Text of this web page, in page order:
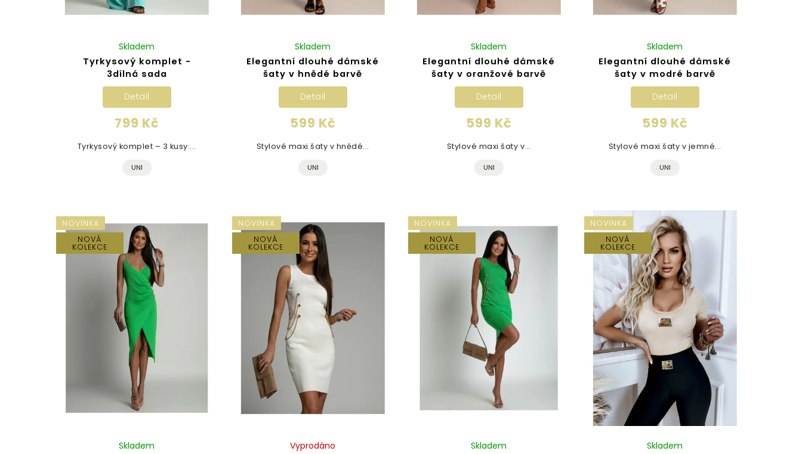
Tyrkysový komplet -
3dílná sada
Skladem
799 Kč
Detail
Tyrkysový komplet – 3 kusy:...
UNI
Elegantní dlouhé dámské
šaty v hnědé barvě
Skladem
599 Kč
Detail
Stylové maxi šaty v hnědé...
UNI
Elegantní dlouhé dámské
šaty v oranžové barvě
Skladem
599 Kč
Detail
Stylové maxi šaty v...
UNI
Elegantní dlouhé dámské
šaty v modré barvě
Skladem
599 Kč
Detail
Stylové maxi šaty v jemné...
UNI
NOVINKA
NOVÁ
KOLEKCE
Skladem
NOVINKA
NOVÁ
KOLEKCE
Vyprodáno
NOVINKA
NOVÁ
KOLEKCE
Skladem
NOVINKA
NOVÁ
KOLEKCE
Skladem